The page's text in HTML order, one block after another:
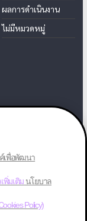
ผลการดำเนินงาน
ไม่มีหมวดหมู่
เพื่อพัฒนา
พิ่มเติม นโยบาล
Policy)